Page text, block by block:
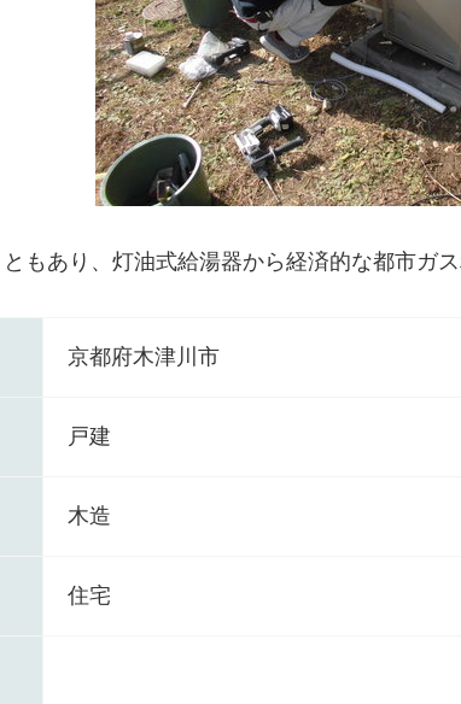
もあり、灯油式給湯器から経済的な都市ガ
京都府木津川市
戸建
木造
住宅